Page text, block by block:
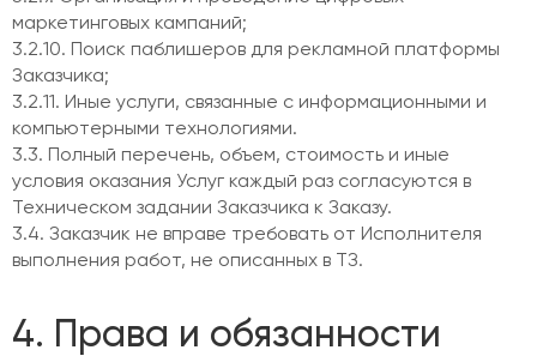
маркетинговых кампаний;
3.2.10. Поиск паблишеров для рекламной платформы
Заказчика;
3.2.11. Иные услуги, связанные с информационными и
компьютерными технологиями.
3.3. Полный перечень, объем, стоимость и иные
условия оказания Услуг каждый раз согласуются в
Техническом задании Заказчика к Заказу.
3.4. Заказчик не вправе требовать от Исполнителя
выполнения работ, не описанных в ТЗ.
4. Права и обязанности